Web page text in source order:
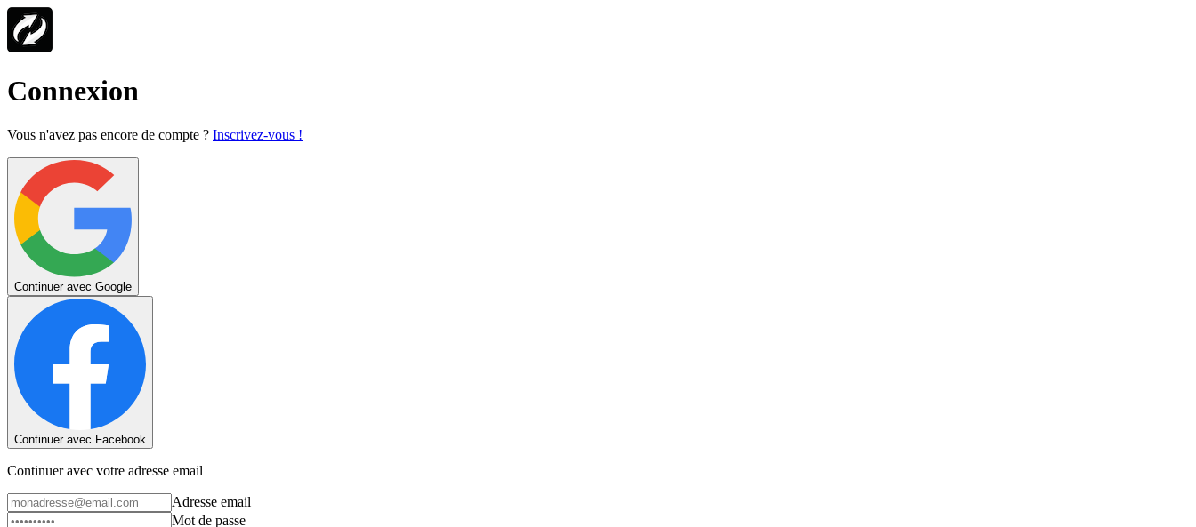
Connexion
Vous n'avez pas encore de compte ? Inscrivez-vous !
Continuer avec Google
Continuer avec Facebook
Continuer avec votre adresse email
Adresse email
Mot de passe